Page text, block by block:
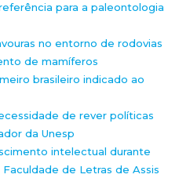
para a paleontologia
no entorno de rodovias
de mamíferos
brasileiro indicado ao
de rever políticas
da Unesp
intelectual durante
de Letras de Assis